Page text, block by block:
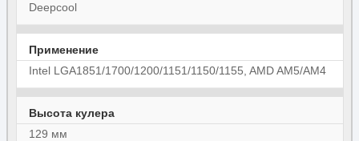
Deepcool
Применение
Intel LGA1851/1700/1200/1151/1150/1155, AMD AM5/AM4
Высота кулера
129 мм